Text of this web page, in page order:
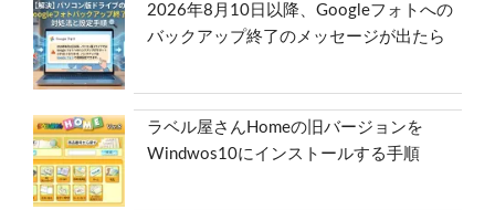
2026年8月10日以降、Googleフォトへの
バックアップ終了のメッセージが出たら
ラベル屋さんHomeの旧バージョンを
Windwos10にインストールする手順